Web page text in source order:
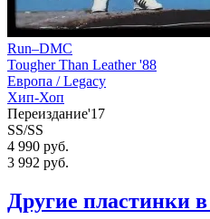
Run–DMC
Tougher Than Leather '88
Европа /Legacy
Хип-Хоп
Переиздание'17
SS/SS
4 990 руб.
3 992 руб.
Другие пластинки